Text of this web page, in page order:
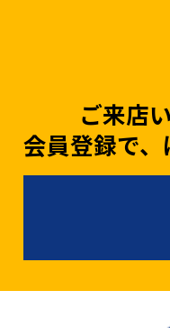
ご来店
会員登録で